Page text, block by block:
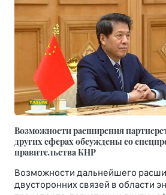
Возможности расширения
других сферах обсуждены со
правительства КНР
Возможности дальнейшего
двусторонних связей в области